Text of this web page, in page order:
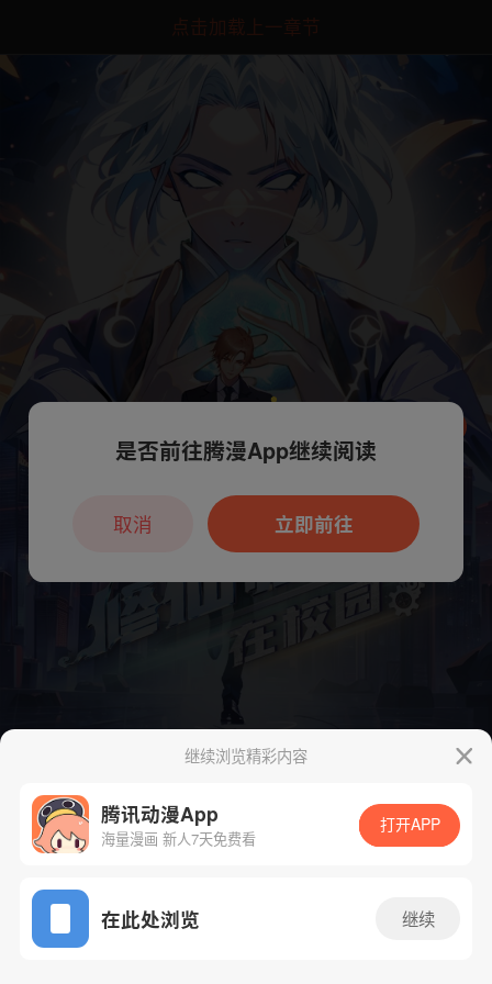
点击加载上一章节
App免费看
下一话 腾漫App免费看
继续浏览精彩内容
腾讯动漫App
海量漫画 新人7天免费看
打开APP
在此处浏览 继续
本章节仅支持App阅读，可打开App新用
户7天免费看
是否前往腾漫App继续阅读
立即前往
取消